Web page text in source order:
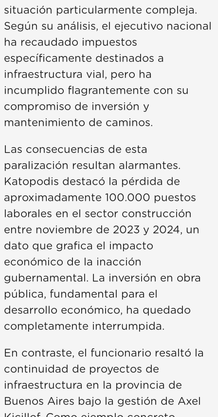
situación particularmente compleja.
Según su análisis, el ejecutivo nacional
ha recaudado impuestos
específicamente destinados a
infraestructura vial, pero ha
incumplido flagrantemente con su
compromiso de inversión y
mantenimiento de caminos.
Las consecuencias de esta
paralización resultan alarmantes.
Katopodis destacó la pérdida de
aproximadamente 100.000 puestos
laborales en el sector construcción
entre noviembre de 2023 y 2024, un
dato que grafica el impacto
económico de la inacción
gubernamental. La inversión en obra
pública, fundamental para el
desarrollo económico, ha quedado
completamente interrumpida.
En contraste, el funcionario resaltó la
continuidad de proyectos de
infraestructura en la provincia de
Buenos Aires bajo la gestión de Axel